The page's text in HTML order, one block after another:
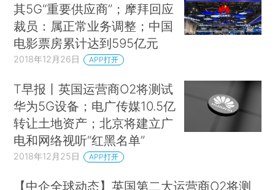
其5G“重要供应商”；摩拜回应
裁员：属正常业务调整；中国
电影票房累计达到595亿元
2018年12月26日 APP打开
T早报丨英国运营商O2将测试
华为5G设备；电广传媒10.5亿
转让土地资产；北京将建立广
电和网络视听“红黑名单”
2018年12月25日 APP打开
【中企全球动态】英国第二大运营商O2将测